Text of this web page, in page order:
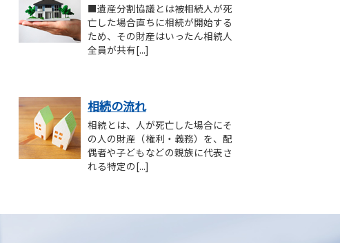
■遺産分割協議とは被相続人が死
亡した場合直ちに相続が開始する
ため、その財産はいったん相続人
全員が共有[...]
相続の流れ
相続とは、人が死亡した場合にそ
の人の財産（権利・義務）を、配
偶者や子どもなどの親族に代表さ
れる特定の[...]